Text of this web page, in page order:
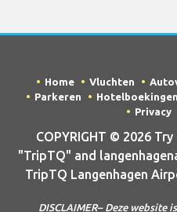
Home Vluchten
Parkeren
Hotelboekingen
Privacy
COPYRIGHT © 2026
"TripTQ" and
TripTQ Langenhagen
DISCLAIMER– Deze